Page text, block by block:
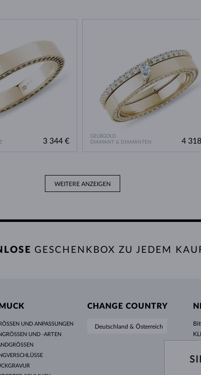
3 344 €
GELBGOLD
DIAMANT & DIAMANTEN
4
WEITERE ANZEIGEN
GESCHENKBOX ZU JEDEM
UND ANPASSUNGEN
UND -ARTEN
CHANGE COUNTRY
Deutschland & Österreich